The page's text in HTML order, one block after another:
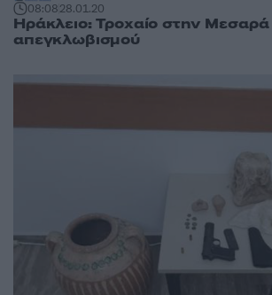
08:0828.01.20
Ηράκλειο: Τροχαίο στην Μεσαρά
απεγκλωβισμού